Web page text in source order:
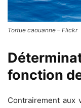
Tortue caouanne – Flickr
fonction
Contrairement aux